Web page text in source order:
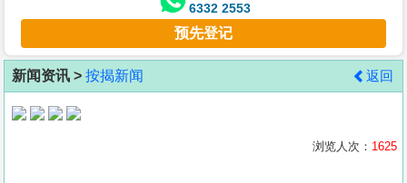
客
地
产
6332 2553
预先登记
新闻资讯 > 按揭新闻 返回
浏览人次： 1625